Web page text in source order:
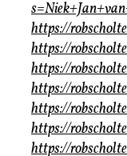
https://
https://
https://
https://
https://
https://
https://